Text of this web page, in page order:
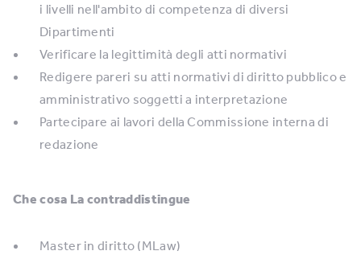
i livelli nell'ambito di competenza di diversi
Dipartimenti
Verificare la legittimità degli atti normativi
Redigere pareri su atti normativi di diritto pubblico e
amministrativo soggetti a interpretazione
Partecipare ai lavori della Commissione interna di
redazione
Che cosa La contraddistingue
Master in diritto (MLaw)